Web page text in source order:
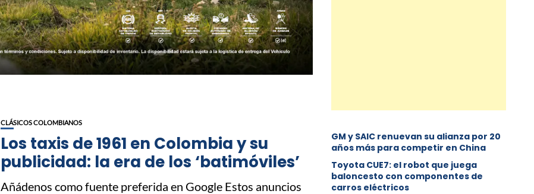
CLÁSICOS COLOMBIANOS
Los taxis de 1961 en Colombia y su
publicidad: la era de los ‘batimóviles’
Añádenos como fuente preferida en Google Estos anuncios
GM y SAIC renuevan su alianza por 20
años más para competir en China
Toyota CUE7: el robot que juega
baloncesto con componentes de
carros eléctricos